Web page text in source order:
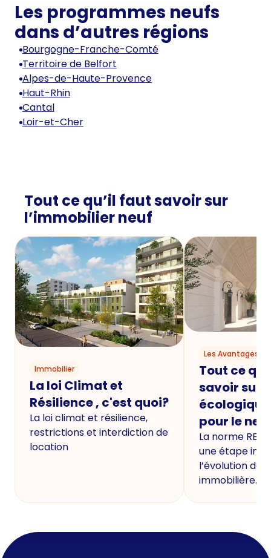
Les programmes neufs
dans d’autres régions
Bourgogne-Franche-Comté
Territoire de Belfort
Alpes-de-Haute-Provence
Haut-Rhin
Cantal
Loir-et-Cher
Tout ce qu’il faut savoir sur
l’immobilier neuf
Immobilier
La loi Climat et
Résilience , c'est quoi?
La loi climat et résilience,
restrictions et interdiction de
location
Les Avantages
Tout ce
savoir sur
écologique
pour le
La norme
une étape
l’évolution de
immobilière.